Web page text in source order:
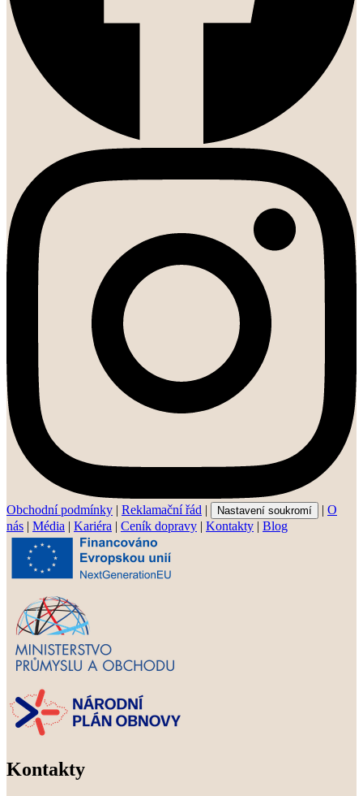
Obchodní podmínky | Reklamační řád | Nastavení soukromí | O
nás | Média | Kariéra | Ceník dopravy | Kontakty | Blog
Kontakty